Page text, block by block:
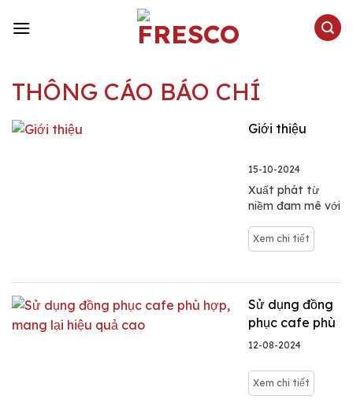
THÔNG CÁO BÁO CHÍ
Giới thiệu
15-10-2024
Xuất phát từ
niềm đam mê với
khao khát tạo
dựng một
phục độc đáo,
Fresco đã không
ngừng phát triển
và khẳng định vị
thế của mình
Lịch sử hình
thành Fresco
Xem chi tiết
Sử dụng đồng
phục cafe phù
hợp, mang lại
12-08-2024
Xem chi tiết